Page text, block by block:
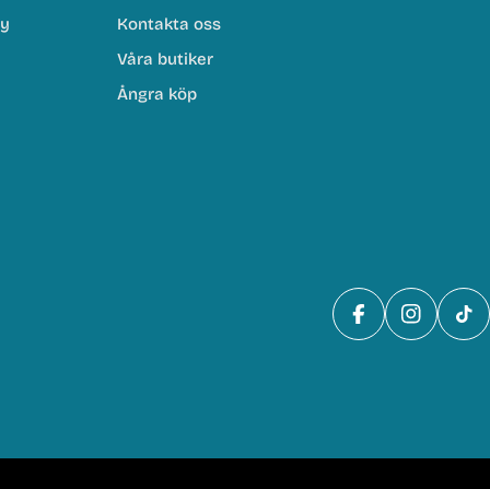
Kontakta oss
Våra butiker
Ångra köp
Facebook